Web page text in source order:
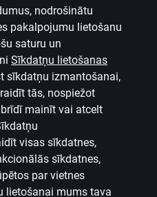
nodrošinātu
pakalpojumu lietošanu
saturu un
Sīkdatņu lietošanas
sīkdatņu izmantošanai,
tās, nospiežot
brīdī mainīt vai atcelt
visas sīkdatnes,
sīkdatnes,
par vietnes
lietošanai mums tava